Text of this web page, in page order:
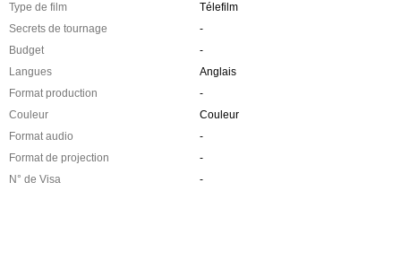
Type de film
Télefilm
Secrets de tournage
-
Budget
-
Langues
Anglais
Format production
-
Couleur
Couleur
Format audio
-
Format de projection
-
N° de Visa
-